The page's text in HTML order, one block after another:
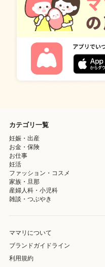
カテゴリ一覧
妊娠・出産
お金・保険
お仕事
妊活
ファッション・コスメ
家族・旦那
産婦人科・小児科
雑談・つぶやき
ママリについて
ブランドガイドライン
利用規約